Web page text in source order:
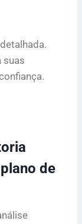
suas
de